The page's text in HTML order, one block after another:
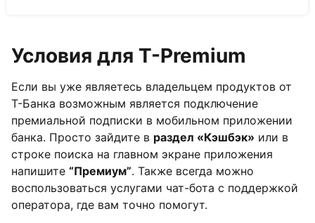
Условия для T-Premium
Если вы уже являетесь владельцем продуктов от
Т-Банка возможным является подключение
премиальной подписки в мобильном приложении
банка. Просто зайдите в раздел «Кэшбэк» или в
строке поиска на главном экране приложения
напишите “Премиум”. Также всегда можно
воспользоваться услугами чат-бота с поддержкой
оператора, где вам точно помогут.